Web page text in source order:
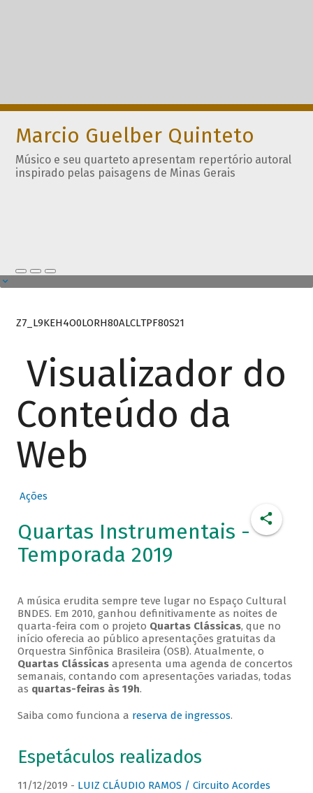
Marcio Guelber Quinteto
Músico e seu quarteto apresentam repertório autoral
inspirado pelas paisagens de Minas Gerais
Z7_L9KEH4O0LORH80ALCLTPF80S21
Visualizador do
Conteúdo da
Web
Ações
Quartas Instrumentais -
Temporada 2019
A música erudita sempre teve lugar no Espaço Cultural
BNDES. Em 2010, ganhou definitivamente as noites de
quarta-feira com o projeto Quartas Clássicas, que no
início oferecia ao público apresentações gratuitas da
Orquestra Sinfônica Brasileira (OSB). Atualmente, o
Quartas Clássicasapresenta uma agenda de concertos
semanais, contando com apresentações variadas, todas
as quartas-feiras às 19h.
Saiba como funciona a reserva de ingressos.
Espetáculos realizados
11/12/2019 - LUIZ CLÁUDIO RAMOS / Circuito Acordes